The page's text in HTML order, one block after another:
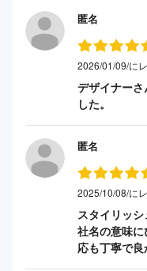
匿名
2026/01/09/に
デザイナー
した。
匿名
2025/10/08/に
スタイリッ
社名の意味
応も丁寧で良